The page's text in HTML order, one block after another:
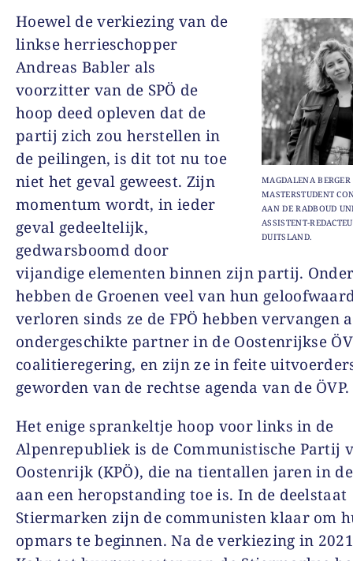
MAGDALENA
MASTERSTUDENT
AAN DE RADBOUD
ASSISTENT-
DUITSLAND.
Hoewel de verkiezing van de
linkse herrieschopper
Andreas Babler als
voorzitter van de SPÖ de
hoop deed opleven dat de
partij zich zou herstellen in
de peilingen, is dit tot nu toe
niet het geval geweest. Zijn
momentum wordt, in ieder
geval gedeeltelijk,
gedwarsboomd door
vijandige elementen binnen zijn partij.
hebben de Groenen veel van hun
verloren sinds ze de FPÖ hebben vervangen
ondergeschikte partner in de Oostenrijkse
coalitieregering, en zijn ze in feite
geworden van de rechtse agenda van de ÖVP.
Het enige sprankeltje hoop voor links in de
Alpenrepubliek is de Communistische Partij
Oostenrijk (KPÖ), die na tientallen jaren in
aan een heropstanding toe is. In de deelstaat
Stiermarken zijn de communisten klaar om
opmars te beginnen. Na de verkiezing in